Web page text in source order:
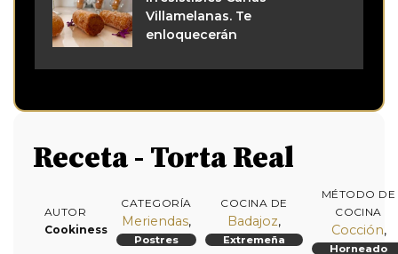
Villamelanas. Te
enloquecerán
Receta - Torta Real
AUTOR
Cookiness
CATEGORÍA
Meriendas,
Postres
COCINA DE
Badajoz,
Extremeña
MÉTODO DE
COCINA
Cocción,
Horneado